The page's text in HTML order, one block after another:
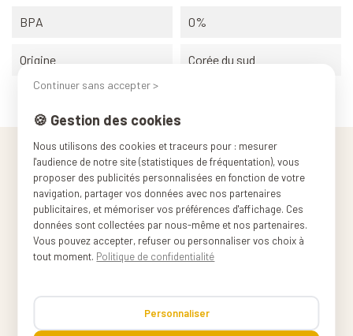
BPA 0%
Origine Corée du sud
Continuer sans accepter >
🍪 Gestion des cookies
Nous utilisons des cookies et traceurs pour : mesurer
l'audience de notre site (statistiques de fréquentation), vous
proposer des publicités personnalisées en fonction de votre
navigation, partager vos données avec nos partenaires
publicitaires, et mémoriser vos préférences d'affichage. Ces
données sont collectées par nous-même et nos partenaires.
Vous pouvez accepter, refuser ou personnaliser vos choix à
tout moment. Politique de confidentialité
Personnaliser